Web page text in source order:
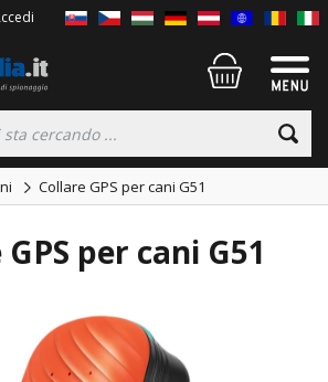
Collare GPS per cani G51
per cani G51